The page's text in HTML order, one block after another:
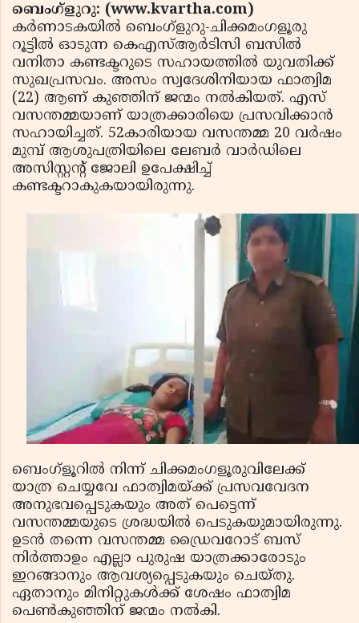
ബെംഗ്‌ളുറു: (www.kvartha.com)
കര്‍ണാടകയില്‍ ബെംഗ്‌ളുറു-ചിക്കമംഗളൂരു
റൂട്ടില്‍ ഓടുന്ന കെഎസ്ആര്‍ടിസി ബസില്‍
വനിതാ കണ്ടക്ടറുടെ സഹായത്തില്‍ യുവതിക്ക്
സുഖപ്രസവം. അസം സ്വദേശിനിയായ ഫാത്വിമ
(22) ആണ് കുഞ്ഞിന് ജന്മം നല്‍കിയത്. എസ്
വസന്തമ്മയാണ് യാത്രക്കാരിയെ പ്രസവിക്കാന്‍
സഹായിച്ചത്. 52കാരിയായ വസന്തമ്മ 20 വര്‍ഷം
മുമ്പ് ആശുപത്രിയിലെ ലേബര്‍ വാര്‍ഡിലെ
അസിസ്റ്റന്റ് ജോലി ഉപേക്ഷിച്ച്
കണ്ടക്ടറാകുകയായിരുന്നു.
ബെംഗ്‌ളൂറില്‍ നിന്ന് ചിക്കമംഗളൂരുവിലേക്ക്
യാത്ര ചെയ്യവേ ഫാത്വിമയ്ക്ക് പ്രസവവേദന
അനുഭവപ്പെടുകയും അത് പെട്ടെന്ന്
വസന്തമ്മയുടെ ശ്രദ്ധയില്‍ പെടുകയുമായിരുന്നു.
ഉടന്‍ തന്നെ വസന്തമ്മ ഡ്രൈവറോട് ബസ്
നിര്‍ത്താഉം എല്ലാ പുരുഷ യാത്രക്കാരോടും
ഇറങ്ങാനും ആവശ്യപ്പെടുകയും ചെയ്തു.
ഏതാനും മിനിറ്റുകള്‍ക്ക് ശേഷം ഫാത്വിമ
പെണ്‍കുഞ്ഞിന് ജന്മം നല്‍കി.